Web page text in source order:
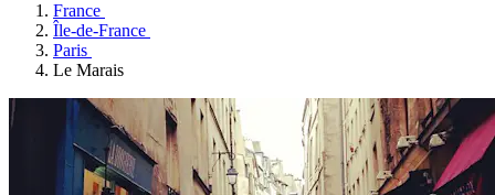
France
Île-de-France
Paris
Le Marais